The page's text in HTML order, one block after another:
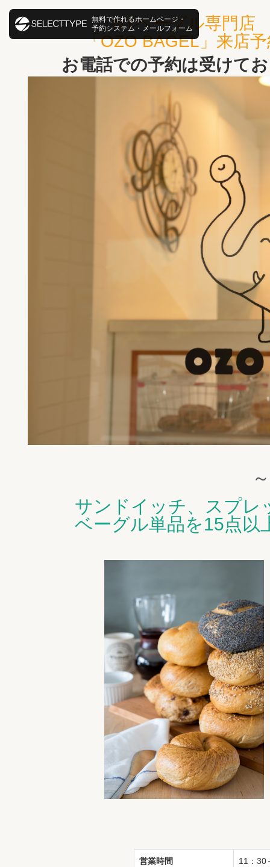
NYベーグル専門店
「OZO BAGEL」 来店
営業時間 11：30
お電話での予約は受けて
サンドイッチ、スプレ
ベーグル単品を15点以
無料で作れるホームページ・
予約システム・メールフォーム